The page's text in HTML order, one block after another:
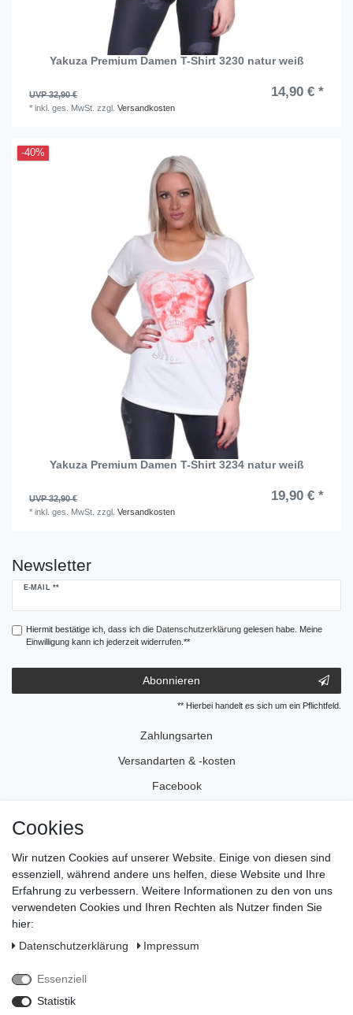
Yakuza Premium Damen T-Shirt 3230 natur weiß
UVP 32,90 € 14,90 € *
*inkl. ges. MwSt. zzgl.Versandkosten
-40%
Yakuza Premium Damen T-Shirt 3234 natur weiß
UVP 32,90 € 19,90 € *
*inkl. ges. MwSt. zzgl.Versandkosten
Newsletter
E-MAIL **
Newsletter
Hiermit bestätige ich, dass ich die Daten­schutz­erklärunggelesen habe. Meine
Einwilligung kann ich jederzeit widerrufen.**
Abonnieren
** Hierbei handelt es sich um ein Pflichtfeld.
Zahlungsarten
Versandarten & -kosten
Facebook
Impressum
Daten­schutz­erklärung
AGB
Cookies
Wir nutzen Cookies auf unserer Website. Einige von diesen sind
essenziell, während andere uns helfen, diese Website und Ihre
Erfahrung zu verbessern. Weitere Informationen zu den von uns
verwendeten Cookies und Ihren Rechten als Nutzer finden Sie
hier:
Daten­schutz­erklärung
Impressum
Essenziell
Statistik